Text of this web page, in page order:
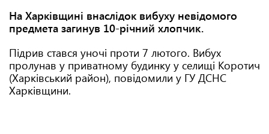
На Харківщині внаслідок вибуху невідомого
предмета загинув 10-річний хлопчик.
Підрив стався уночі проти 7 лютого. Вибух
пролунав у приватному будинку у селищі Коротич
(Харківський район), повідомили у ГУ ДСНС
Харківщини.